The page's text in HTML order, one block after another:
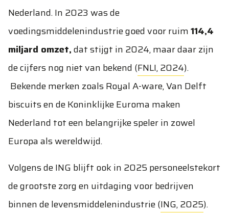
Nederland. In 2023 was de
voedingsmiddelenindustrie goed voor ruim114,4
miljard omzet,dat stijgt in 2024, maar daar zijn
de cijfers nog niet van bekend (FNLI, 2024).
Bekende merken zoals Royal A-ware, Van Delft
biscuits en de Koninklijke Euroma maken
Nederland tot een belangrijke speler in zowel
Europa als wereldwijd.
Volgens de ING blijft ook in 2025 personeelstekort
de grootste zorg en uitdaging voor bedrijven
binnen de levensmiddelenindustrie (ING, 2025).